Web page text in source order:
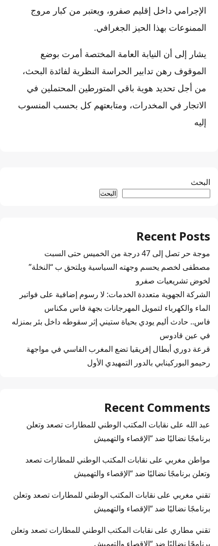
الإجرامي داخل إقليم صفرو، ويعتبر من كبار مروج
الممنوعات بهذا الحيز الجغرافي.
يشار إلى أن النيابة العامة المختصة أمرت بوضع
الموقوف رهن تدابير الحراسة النظرية لفائدة البحث،
من أجل تحديد هوية باقي المتورطين المحتملين في
الاتجار في المخدرات، ومتابعتهم كل بحسب المنسوب
إليه
البحث
البحث
Recent Posts
موجة حر تصل إلى 47 درجة من الخميس حتى السبت
مصطفى لخصم يحسم وجهته السياسية ويلتحق ب “النخلة”
لخوض تشريعيات صفرو
الشركة الجهوية متعددة الخدمات: لا رسوم إضافية على فواتير
الماء والكهرباء لتمويل المهرجانات بجهة فاس مكناس
فاس.. حادث أليم يودي بحياة ستيني إثر سقوطه داخل بئر بمنزله
في عين قادوس
قرعة دوري أبطال إفريقيا تضع المغرب الفاسي في مواجهة
رحيمو البوركينابي بالدور التمهيدي الأول
Recent Comments
عبد الله على نقابات المكتب الوطني للمطارات تصعد وتعلن
برنامجًا نضاليًا ضد “الإقصاء والتهميش
مواطن مغربي على نقابات المكتب الوطني للمطارات تصعد
وتعلن برنامجًا نضاليًا ضد “الإقصاء والتهميش
تقني مغربي على نقابات المكتب الوطني للمطارات تصعد وتعلن
برنامجًا نضاليًا ضد “الإقصاء والتهميش
تقني مطاري على نقابات المكتب الوطني للمطارات تصعد وتعلن
برنامجًا نضاليًا ضد “الإقصاء والتهميش